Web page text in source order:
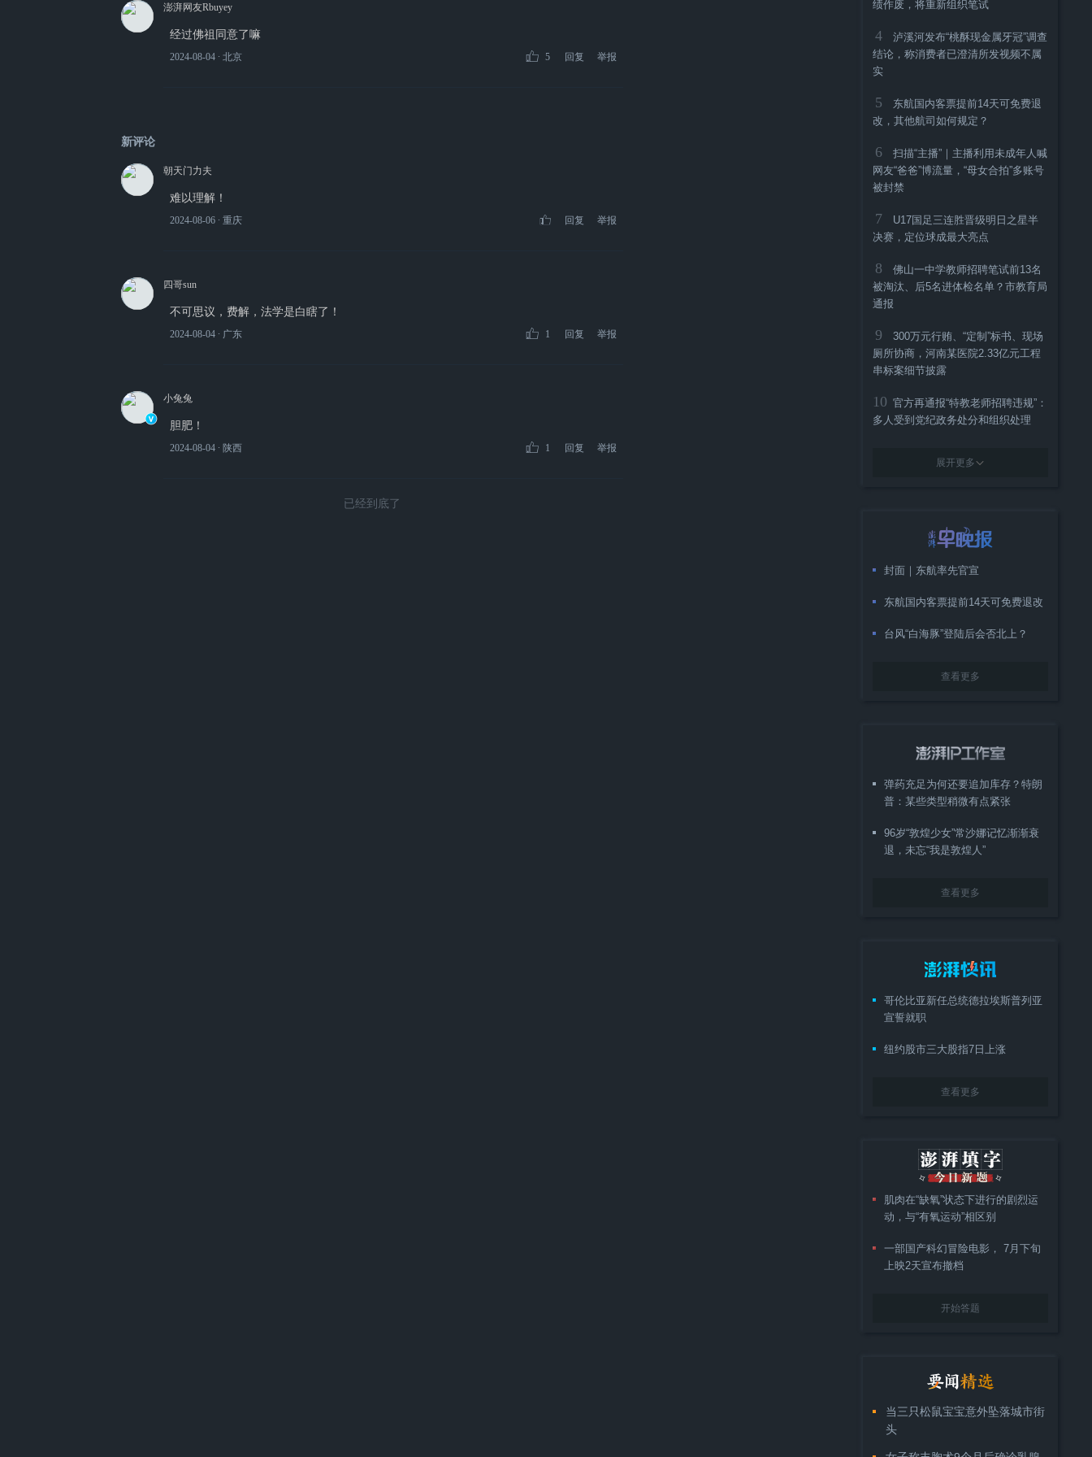
澎湃网友Rbuyey
经过佛祖同意了嘛
2024-08-04 ∙ 北京 5 回复 举报
新评论
朝天门力夫
难以理解！
2024-08-06 ∙ 重庆 回复 举报
四哥sun
不可思议，费解，法学是白瞎了！
2024-08-04 ∙ 广东 1 回复 举报
小兔兔
胆肥！
2024-08-04 ∙ 陕西 1 回复 举报
已经到底了
绩作废，将重新组织笔试
4
泸溪河发布“桃酥现金属牙冠”调查
结论，称消费者已澄清所发视频不属
实
5
东航国内客票提前14天可免费退
改，其他航司如何规定？
6
扫描“主播”｜主播利用未成年人喊
网友“爸爸”博流量，“母女合拍”多账号
被封禁
7
U17国足三连胜晋级明日之星半
决赛，定位球成最大亮点
8
佛山一中学教师招聘笔试前13名
被淘汰、后5名进体检名单？市教育局
通报
9
300万元行贿、“定制”标书、现场
厕所协商，河南某医院2.33亿元工程
串标案细节披露
10 官方再通报“特教老师招聘违规”：
多人受到党纪政务处分和组织处理
展开更多
封面｜东航率先官宣
东航国内客票提前14天可免费退改
台风“白海豚”登陆后会否北上？
查看更多
弹药充足为何还要追加库存？特朗
普：某些类型稍微有点紧张
96岁“敦煌少女”常沙娜记忆渐渐衰
退，未忘“我是敦煌人”
查看更多
哥伦比亚新任总统德拉埃斯普列亚
宣誓就职
纽约股市三大股指7日上涨
查看更多
肌肉在“缺氧”状态下进行的剧烈运
动，与“有氧运动”相区别
一部国产科幻冒险电影， 7月下旬
上映2天宣布撤档
开始答题
当三只松鼠宝宝意外坠落城市街
头